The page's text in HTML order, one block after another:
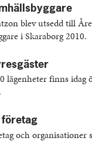
blev utsedd till
i Skaraborg 2010.
lägenheter finns idag
och organisationer